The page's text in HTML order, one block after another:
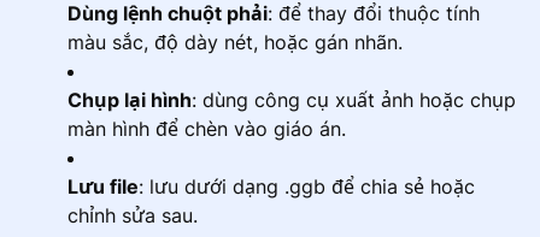
Dùng lệnh chuột phải: để thay đổi thuộc tính
màu sắc, độ dày nét, hoặc gán nhãn.
Chụp lại hình: dùng công cụ xuất ảnh hoặc chụp
màn hình để chèn vào giáo án.
Lưu file: lưu dưới dạng .ggb để chia sẻ hoặc
chỉnh sửa sau.